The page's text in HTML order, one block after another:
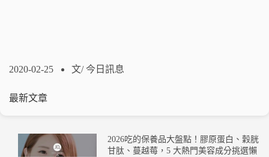
2020-02-25 文/今日訊息
最新文章
2026吃的保養品大盤點！膠原蛋白、穀胱
甘肽、蔓越莓，5 大熱門美容成分挑選懶